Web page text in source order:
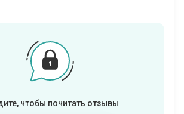
чтобы почитать отзывы